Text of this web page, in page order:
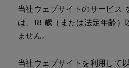
当社ウェブサイトのサービス
は、18 歳（または法定年齢）
ません。
当社ウェブサイトを利用して